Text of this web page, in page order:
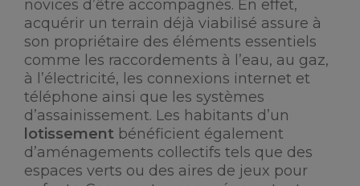
novices d’être accompagnés. En effet,
acquérir un terrain déjà viabilisé assure à
son propriétaire des éléments essentiels
comme les raccordements à l’eau, au gaz,
à l’électricité, les connexions internet et
téléphone ainsi que les systèmes
d’assainissement. Les habitants d’un
lotissement bénéficient également
d’aménagements collectifs tels que des
espaces verts ou des aires de jeux pour